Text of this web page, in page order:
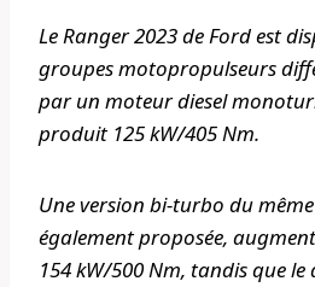
Le Ranger 2023 de Ford est
groupes motopropulseurs
par un moteur diesel
produit 125 kW/405 Nm.
Une version bi-turbo du
également proposée,
154 kW/500 Nm, tandis que le